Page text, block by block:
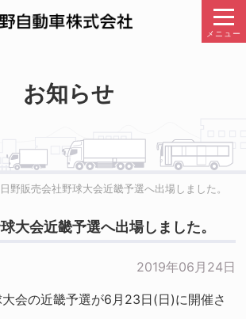
メニュー
お知らせ
日野販売会社野球大会近畿予選へ出場しました。
大会近畿予選へ出場しました。
2019年06月24日
会の近畿予選が6月23日(日)に開催さ